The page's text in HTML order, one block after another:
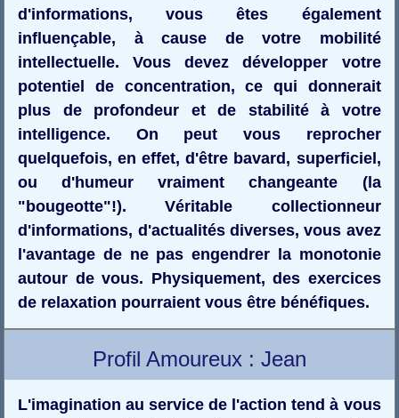
d'informations, vous êtes également
influençable, à cause de votre mobilité
intellectuelle. Vous devez développer votre
potentiel de concentration, ce qui donnerait
plus de profondeur et de stabilité à votre
intelligence. On peut vous reprocher
quelquefois, en effet, d'être bavard, superficiel,
ou d'humeur vraiment changeante (la
"bougeotte"!). Véritable collectionneur
d'informations, d'actualités diverses, vous avez
l'avantage de ne pas engendrer la monotonie
autour de vous. Physiquement, des exercices
de relaxation pourraient vous être bénéfiques.
Profil Amoureux : Jean
L'imagination au service de l'action tend à vous